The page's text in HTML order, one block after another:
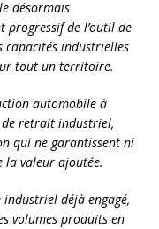
désormais
progressif de l’outil de
capacités industrielles
tout un territoire.
automobile à
retrait industriel,
qui ne garantissent ni
la valeur ajoutée.
industriel déjà engagé,
volumes produits en